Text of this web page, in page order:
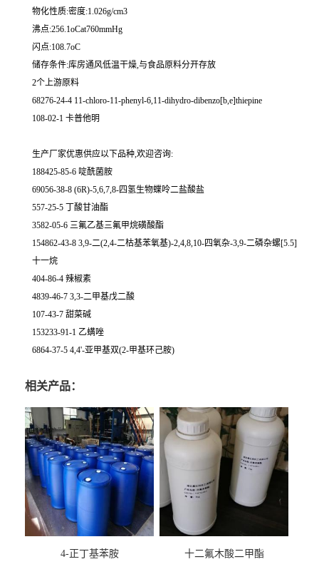
物化性质:密度:1.026g/cm3
沸点:256.1oCat760mmHg
闪点:108.7oC
储存条件:库房通风低温干燥,与食品原料分开存放
2个上游原料
68276-24-4 11-chloro-11-phenyl-6,11-dihydro-dibenzo[b,e]thiepine
108-02-1 卡普他明
生产厂家优惠供应以下品种,欢迎咨询:
188425-85-6 啶酰菌胺
69056-38-8 (6R)-5,6,7,8-四氢生物蝶呤二盐酸盐
557-25-5 丁酸甘油酯
3582-05-6 三氟乙基三氟甲烷磺酸酯
154862-43-8 3,9-二(2,4-二枯基苯氧基)-2,4,8,10-四氧杂-3,9-二磷杂螺[5.5]
十一烷
404-86-4 辣椒素
4839-46-7 3,3-二甲基戊二酸
107-43-7 甜菜碱
153233-91-1 乙螨唑
6864-37-5 4,4'-亚甲基双(2-甲基环己胺)
相关产品：
4-正丁基苯胺 十二氟木酸二甲酯